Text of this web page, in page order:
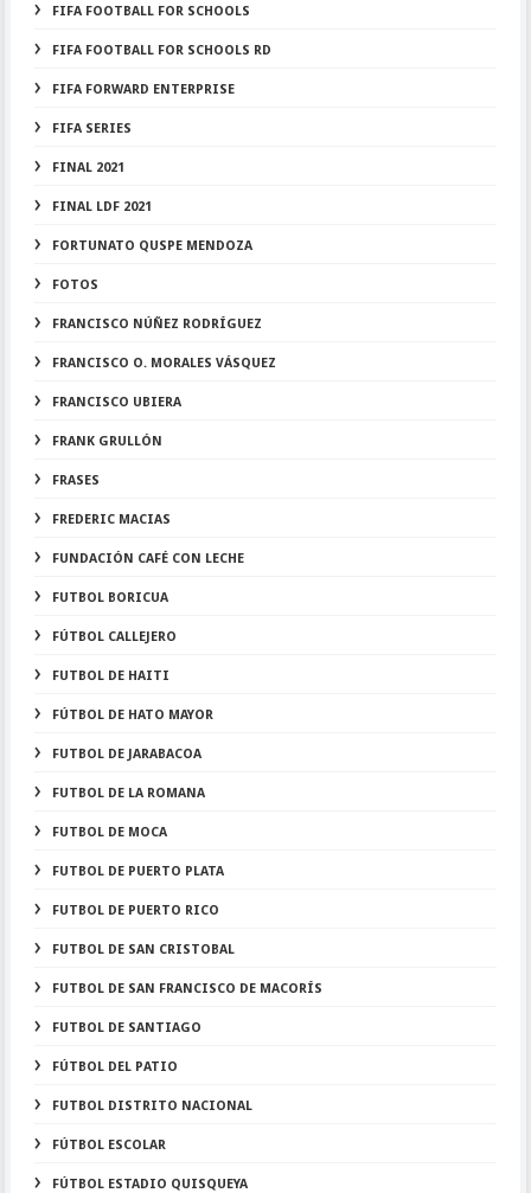
FIFA FOOTBALL FOR SCHOOLS
FIFA FOOTBALL FOR SCHOOLS RD
FIFA FORWARD ENTERPRISE
FIFA SERIES
FINAL 2021
FINAL LDF 2021
FORTUNATO QUSPE MENDOZA
FOTOS
FRANCISCO NÚÑEZ RODRÍGUEZ
FRANCISCO O. MORALES VÁSQUEZ
FRANCISCO UBIERA
FRANK GRULLÓN
FRASES
FREDERIC MACIAS
FUNDACIÓN CAFÉ CON LECHE
FUTBOL BORICUA
FÚTBOL CALLEJERO
FUTBOL DE HAITI
FÚTBOL DE HATO MAYOR
FUTBOL DE JARABACOA
FUTBOL DE LA ROMANA
FUTBOL DE MOCA
FUTBOL DE PUERTO PLATA
FUTBOL DE PUERTO RICO
FUTBOL DE SAN CRISTOBAL
FUTBOL DE SAN FRANCISCO DE MACORÍS
FUTBOL DE SANTIAGO
FÚTBOL DEL PATIO
FUTBOL DISTRITO NACIONAL
FÚTBOL ESCOLAR
FÚTBOL ESTADIO QUISQUEYA